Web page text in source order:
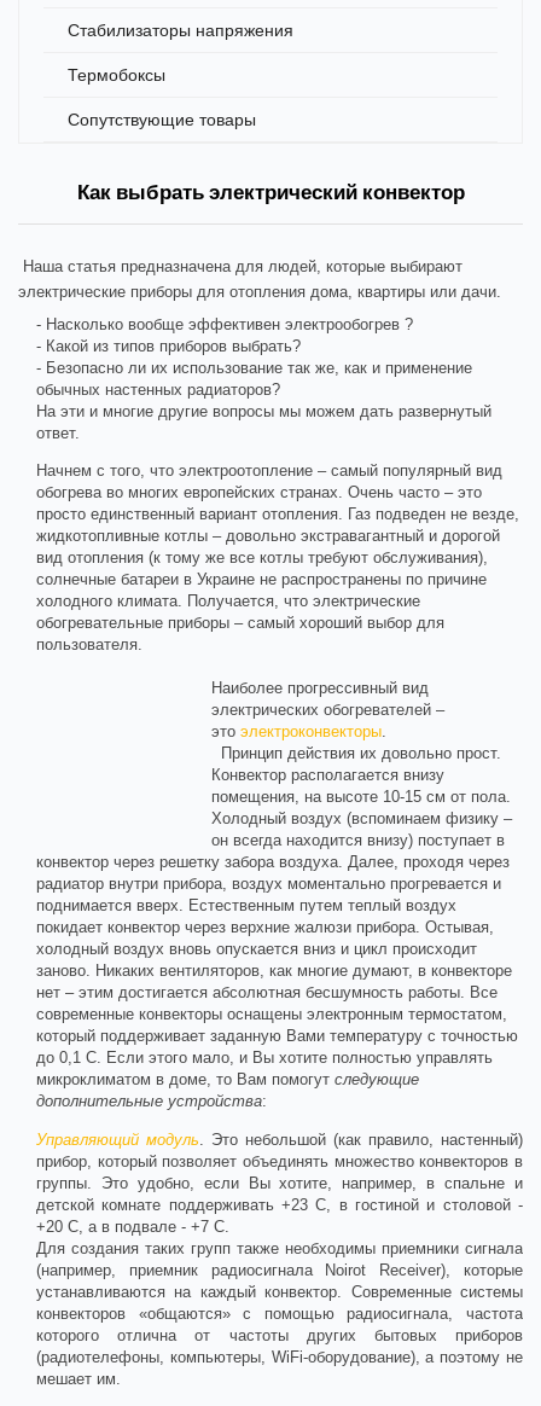
Стабилизаторы напряжения
Термобоксы
Сопутствующие товары
Как выбрать электрический конвектор
Наша статья предназначена для людей, которые выбирают
электрические приборы для отопления дома, квартиры или дачи.
- Насколько вообще эффективен электрообогрев ?
- Какой из типов приборов выбрать?
- Безопасно ли их использование так же, как и применение
обычных настенных радиаторов?
На эти и многие другие вопросы мы можем дать развернутый
ответ.
Начнем с того, что электроотопление – самый популярный вид
обогрева во многих европейских странах. Очень часто – это
просто единственный вариант отопления. Газ подведен не везде,
жидкотопливные котлы – довольно экстравагантный и дорогой
вид отопления (к тому же все котлы требуют обслуживания),
солнечные батареи в Украине не распространены по причине
холодного климата. Получается, что электрические
обогревательные приборы – самый хороший выбор для
пользователя.
Наиболее прогрессивный вид
электрических обогревателей –
это электроконвекторы.
Принцип действия их довольно прост.
Конвектор располагается внизу
помещения, на высоте 10-15 см от пола.
Холодный воздух (вспоминаем физику –
он всегда находится внизу) поступает в
конвектор через решетку забора воздуха. Далее, проходя через
радиатор внутри прибора, воздух моментально прогревается и
поднимается вверх. Естественным путем теплый воздух
покидает конвектор через верхние жалюзи прибора. Остывая,
холодный воздух вновь опускается вниз и цикл происходит
заново. Никаких вентиляторов, как многие думают, в конвекторе
нет – этим достигается абсолютная бесшумность работы. Все
современные конвекторы оснащены электронным термостатом,
который поддерживает заданную Вами температуру с точностью
до 0,1 С. Если этого мало, и Вы хотите полностью управлять
микроклиматом в доме, то Вам помогут следующие
дополнительные устройства:
Управляющий модуль . Это небольшой (как правило, настенный)
прибор, который позволяет объединять множество конвекторов в
группы. Это удобно, если Вы хотите, например, в спальне и
детской комнате поддерживать +23 С, в гостиной и столовой -
+20 С, а в подвале - +7 С.
Для создания таких групп также необходимы приемники сигнала
(например, приемник радиосигнала Noirot Receiver), которые
устанавливаются на каждый конвектор. Современные системы
конвекторов «общаются» с помощью радиосигнала, частота
которого отлична от частоты других бытовых приборов
(радиотелефоны, компьютеры, WiFi-оборудование), а поэтому не
мешает им.